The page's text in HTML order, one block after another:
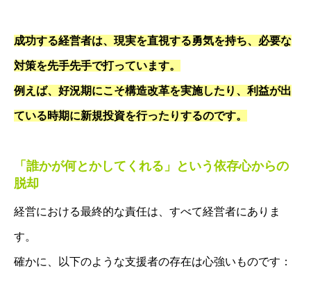
成功する経営者は、現実を直視する勇気を持ち、必要な
対策を先手先手で打っています。
例えば、好況期にこそ構造改革を実施したり、利益が出
ている時期に新規投資を行ったりするのです。
「誰かが何とかしてくれる」という依存心からの
脱却
経営における最終的な責任は、すべて経営者にありま
す。
確かに、以下のような支援者の存在は心強いものです：